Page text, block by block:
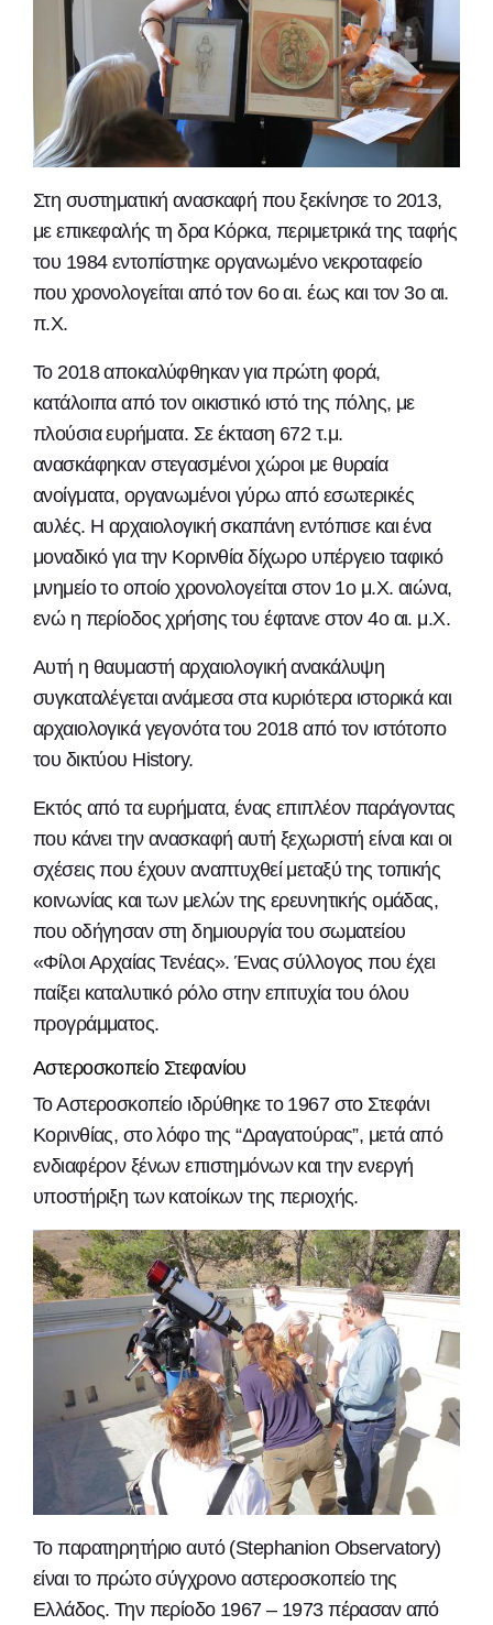
Στη συστηματική ανασκαφή που ξεκίνησε το 2013,
με επικεφαλής τη δρα Κόρκα, περιμετρικά της ταφής
του 1984 εντοπίστηκε οργανωμένο νεκροταφείο
που χρονολογείται από τον 6ο αι. έως και τον 3ο αι.
π.Χ.
Το 2018 αποκαλύφθηκαν για πρώτη φορά,
κατάλοιπα από τον οικιστικό ιστό της πόλης, με
πλούσια ευρήματα. Σε έκταση 672 τ.μ.
ανασκάφηκαν στεγασμένοι χώροι με θυραία
ανοίγματα, οργανωμένοι γύρω από εσωτερικές
αυλές. Η αρχαιολογική σκαπάνη εντόπισε και ένα
μοναδικό για την Κορινθία δίχωρο υπέργειο ταφικό
μνημείο το οποίο χρονολογείται στον 1ο μ.Χ. αιώνα,
ενώ η περίοδος χρήσης του έφτανε στον 4ο αι. μ.Χ.
Αυτή η θαυμαστή αρχαιολογική ανακάλυψη
συγκαταλέγεται ανάμεσα στα κυριότερα ιστορικά και
αρχαιολογικά γεγονότα του 2018 από τον ιστότοπο
του δικτύου History.
Εκτός από τα ευρήματα, ένας επιπλέον παράγοντας
που κάνει την ανασκαφή αυτή ξεχωριστή είναι και οι
σχέσεις που έχουν αναπτυχθεί μεταξύ της τοπικής
κοινωνίας και των μελών της ερευνητικής ομάδας,
που οδήγησαν στη δημιουργία του σωματείου
«Φίλοι Αρχαίας Τενέας». Ένας σύλλογος που έχει
παίξει καταλυτικό ρόλο στην επιτυχία του όλου
προγράμματος.
Αστεροσκοπείο Στεφανίου
Το Αστεροσκοπείο ιδρύθηκε το 1967 στο Στεφάνι
Κορινθίας, στο λόφο της “Δραγατούρας”, μετά από
ενδιαφέρον ξένων επιστημόνων και την ενεργή
υποστήριξη των κατοίκων της περιοχής.
Το παρατηρητήριο αυτό (Stephanion Observatory)
είναι το πρώτο σύγχρονο αστεροσκοπείο της
Ελλάδος. Την περίοδο 1967 – 1973 πέρασαν από